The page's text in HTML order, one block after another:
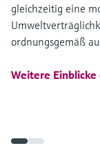
gleichzeitig eine
ordnungsgemäß
Weitere